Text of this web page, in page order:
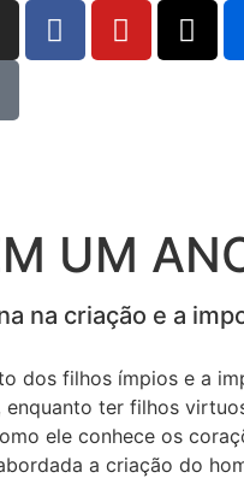
UM
na criação e a
dos filhos ímpios e a
ter filhos
ele conhece os
a criação do